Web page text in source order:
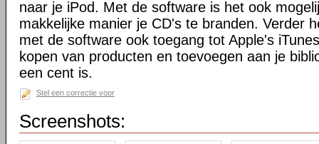
naar je iPod. Met de software is het ook
makkelijke manier je CD's te branden. Verder
met de software ook toegang tot Apple's
kopen van producten en toevoegen aan je
een cent is.
Stel een correctie voor
Screenshots: